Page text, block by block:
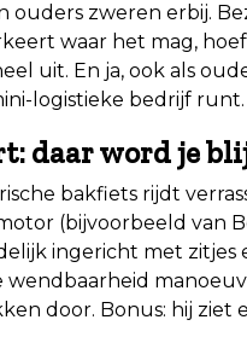
ouders zweren erbij.
waar het mag,
uit. En ja, ook als
logistieke bedrijf
daar word je
bakfiets rijdt
(bijvoorbeeld van
ingericht met
wendbaarheid
door. Bonus: hij ziet